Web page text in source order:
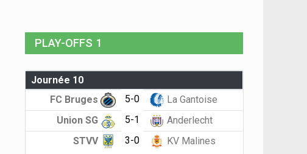
PLAY-OFFS 1
Journée 10
FC Bruges
5-0
La Gantoise
Union SG
5-1
Anderlecht
STVV
3-0 KV Malines